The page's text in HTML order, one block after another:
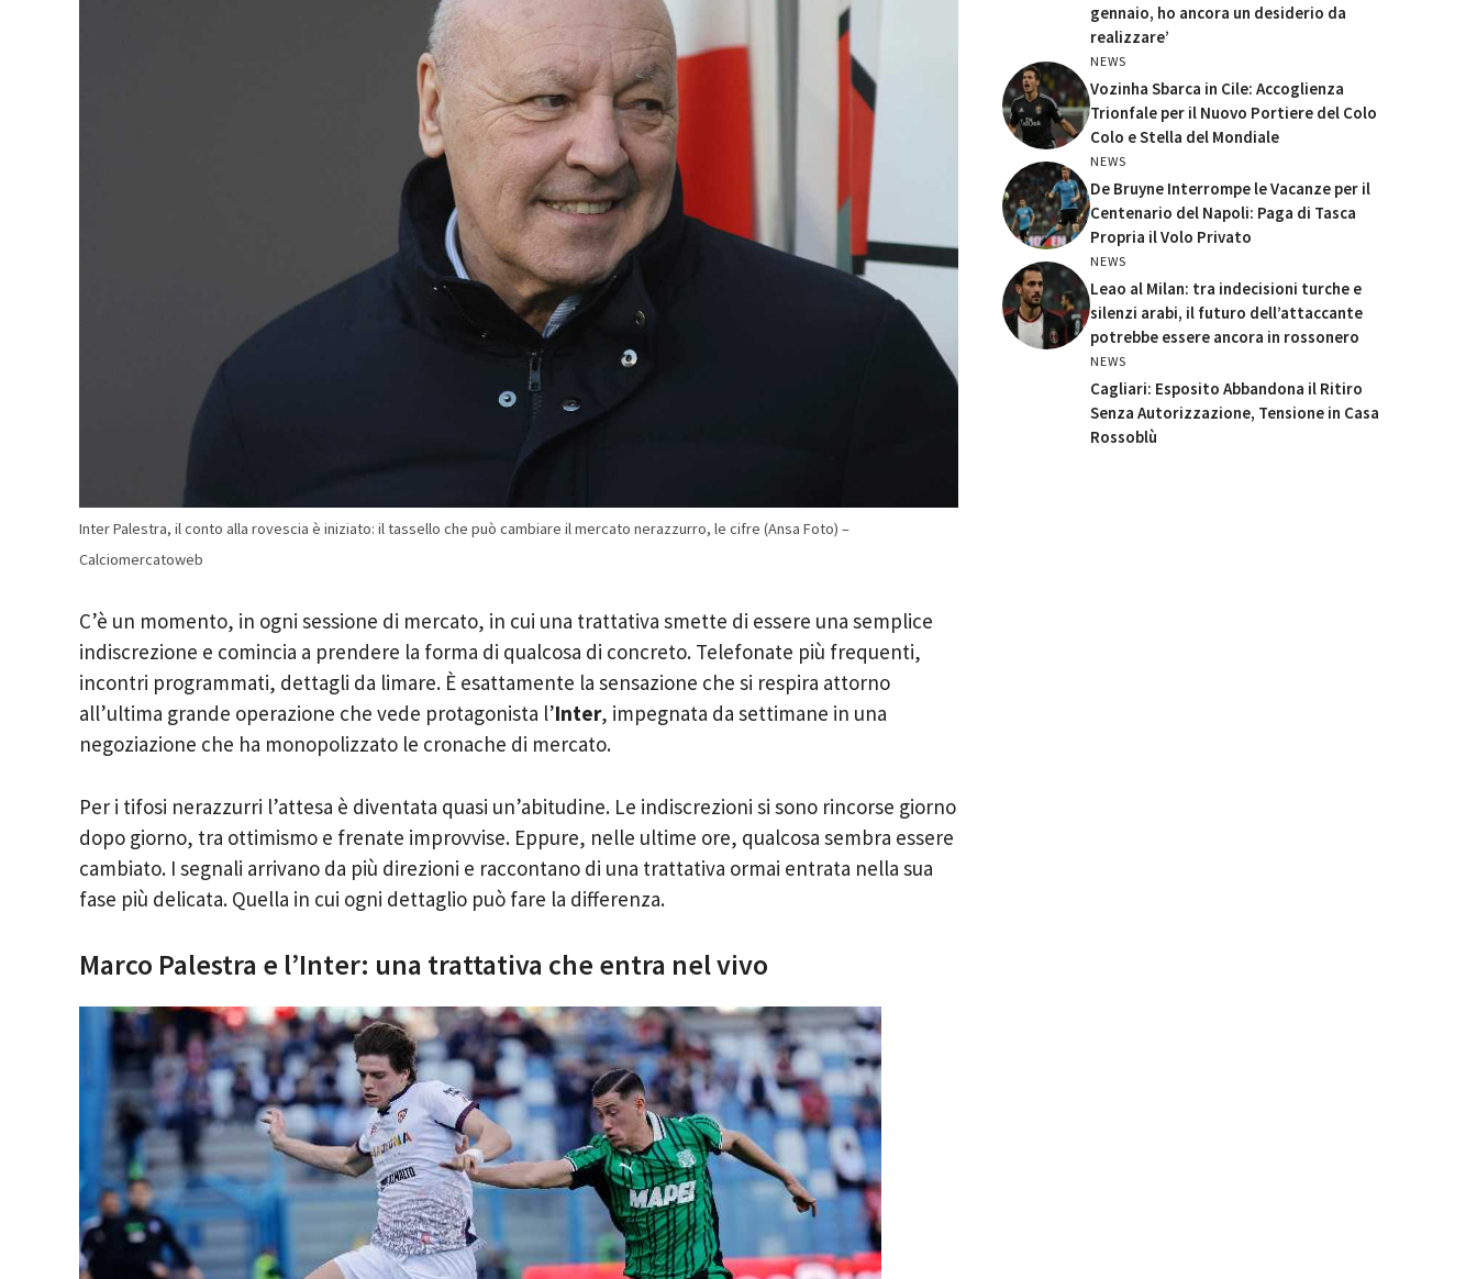
Inter Palestra, il conto alla rovescia è iniziato: il tassello che può cambiare il mercato nerazzurro, le cifre (Ansa Foto) –
Calciomercatoweb
C’è un momento, in ogni sessione di mercato, in cui una trattativa smette di essere una semplice
indiscrezione e comincia a prendere la forma di qualcosa di concreto. Telefonate più frequenti,
incontri programmati, dettagli da limare. È esattamente la sensazione che si respira attorno
all’ultima grande operazione che vede protagonista l’Inter, impegnata da settimane in una
negoziazione che ha monopolizzato le cronache di mercato.
Per i tifosi nerazzurri l’attesa è diventata quasi un’abitudine. Le indiscrezioni si sono rincorse giorno
dopo giorno, tra ottimismo e frenate improvvise. Eppure, nelle ultime ore, qualcosa sembra essere
cambiato. I segnali arrivano da più direzioni e raccontano di una trattativa ormai entrata nella sua
fase più delicata. Quella in cui ogni dettaglio può fare la differenza.
Marco Palestra e l’Inter: una trattativa che entra nel vivo
gennaio, ho ancora un desiderio da
realizzare’
NEWS
Vozinha Sbarca in Cile: Accoglienza
Trionfale per il Nuovo Portiere del Colo
Colo e Stella del Mondiale
NEWS
De Bruyne Interrompe le Vacanze per il
Centenario del Napoli: Paga di Tasca
Propria il Volo Privato
NEWS
Leao al Milan: tra indecisioni turche e
silenzi arabi, il futuro dell’attaccante
potrebbe essere ancora in rossonero
NEWS
Cagliari: Esposito Abbandona il Ritiro
Senza Autorizzazione, Tensione in Casa
Rossoblù